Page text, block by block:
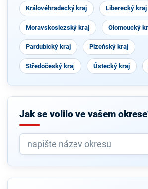
Královéhradecký kraj Liberecký kraj
Moravskoslezský kraj Olomoucký
Pardubický kraj Plzeňský kraj
Středočeský kraj Ústecký kraj
Jak se volilo ve vašem